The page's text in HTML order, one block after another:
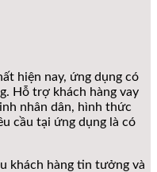
hiện nay, ứng dụng có
Hỗ trợ khách hàng vay
nhân dân, hình thức
cầu tại ứng dụng là có
khách hàng tin tưởng và